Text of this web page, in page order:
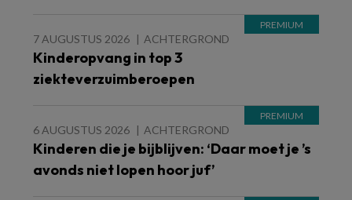
7 AUGUSTUS 2026 ACHTERGROND
Kinderopvang in top 3
ziekteverzuimberoepen
6 AUGUSTUS 2026 ACHTERGROND
Kinderen die je bijblijven: ‘Daar moet je ’s
avonds niet lopen hoor juf’